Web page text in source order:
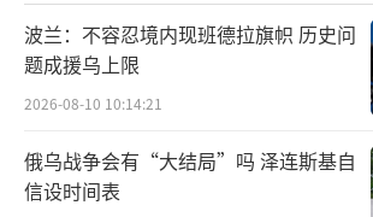
波兰：不容忍境内现班德拉旗帜 历史问
题成援乌上限
2026-08-10 10:14:21
俄乌战争会有“大结局”吗 泽连斯基自
信设时间表